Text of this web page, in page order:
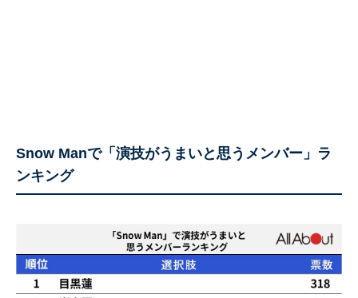
Snow Manで「演技がうまいと思うメンバー」ラ
ンキング